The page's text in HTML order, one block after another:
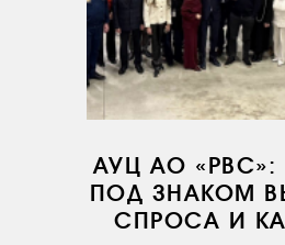
ИНФРАСТРУКТУРА
ОБУЧЕНИЕ
ИНСТРУКТОРЫ
ПРОДАЖА
ПРОДАЖА АТИ
АУЦ АО «РВС»:
ПОД ЗНАКОМ
СПРОСА И